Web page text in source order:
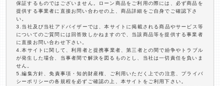
保証するものではございません。ローン商品をご利用の際には、必ず商品を
提供する事業者に直接お問い合わせの上、商品詳細をご自身でご確認下さ
い。
3.当社及び当社アドバイザーでは、本サイトに掲載される商品やサービス等
についてのご質問には回答致しかねますので、当該商品等を提供する事業者
に直接お問い合わせ下さい。
4.本サイトに関して、利用者と提携事業者、第三者との間で紛争やトラブル
が発生した場合、当事者間で解決を図るものとし、当社は一切責任を負いま
せん。
5.編集方針、免責事項・知的財産権、ご利用いただく上での注意、プライバ
シーポリシーの各規程を必ずご確認の上、本サイトをご利用下さい。